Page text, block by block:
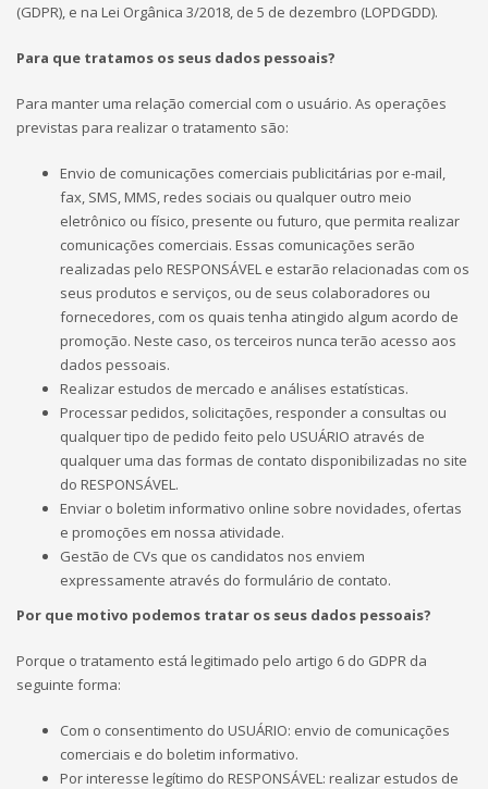
(GDPR), e na Lei Orgânica 3/2018, de 5 de dezembro (LOPDGDD).
Para que tratamos os seus dados pessoais?
Para manter uma relação comercial com o usuário. As operações
previstas para realizar o tratamento são:
Envio de comunicações comerciais publicitárias por e-mail,
fax, SMS, MMS, redes sociais ou qualquer outro meio
eletrônico ou físico, presente ou futuro, que permita realizar
comunicações comerciais. Essas comunicações serão
realizadas pelo RESPONSÁVEL e estarão relacionadas com os
seus produtos e serviços, ou de seus colaboradores ou
fornecedores, com os quais tenha atingido algum acordo de
promoção. Neste caso, os terceiros nunca terão acesso aos
dados pessoais.
Realizar estudos de mercado e análises estatísticas.
Processar pedidos, solicitações, responder a consultas ou
qualquer tipo de pedido feito pelo USUÁRIO através de
qualquer uma das formas de contato disponibilizadas no site
do RESPONSÁVEL.
Enviar o boletim informativo online sobre novidades, ofertas
e promoções em nossa atividade.
Gestão de CVs que os candidatos nos enviem
expressamente através do formulário de contato.
Por que motivo podemos tratar os seus dados pessoais?
Porque o tratamento está legitimado pelo artigo 6 do GDPR da
seguinte forma:
Com o consentimento do USUÁRIO: envio de comunicações
comerciais e do boletim informativo.
Por interesse legítimo do RESPONSÁVEL: realizar estudos de